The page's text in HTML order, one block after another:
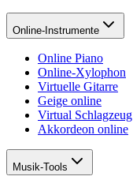
Online-Instrumente
Online Piano
Online-Xylophon
Virtuelle Gitarre
Geige online
Virtual Schlagzeug
Akkordeon online
Musik-Tools